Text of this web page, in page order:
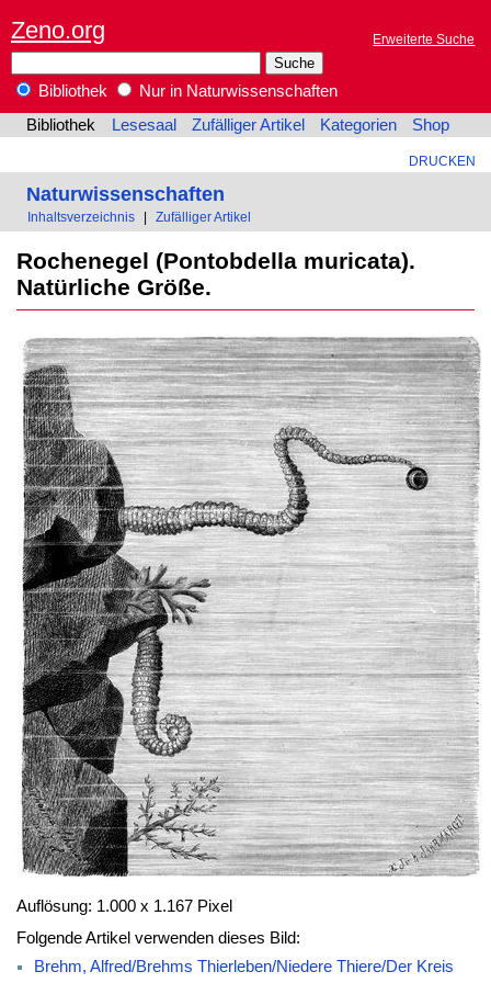
Zeno.org Erweiterte Suche
Bibliothek
Nur in Naturwissenschaften
Bibliothek
Lesesaal Zufälliger Artikel Kategorien Shop
DRUCKEN
Naturwissenschaften
Inhaltsverzeichnis Zufälliger Artikel
Rochenegel (Pontobdella muricata).
Natürliche Größe.
Auflösung: 1.000 x 1.167 Pixel
Folgende Artikel verwenden dieses Bild:
Brehm, Alfred/Brehms Thierleben/Niedere Thiere/Der Kreis